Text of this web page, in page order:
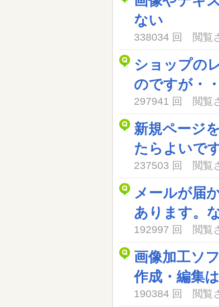
ない
338034 回 閲覧
ショップの
のですが・
297941 回 閲覧
新規ページ
たらよいで
237503 回 閲覧
メールが届
あります。
192997 回 閲覧
画像加工ソ
作成・編集
190384 回 閲覧